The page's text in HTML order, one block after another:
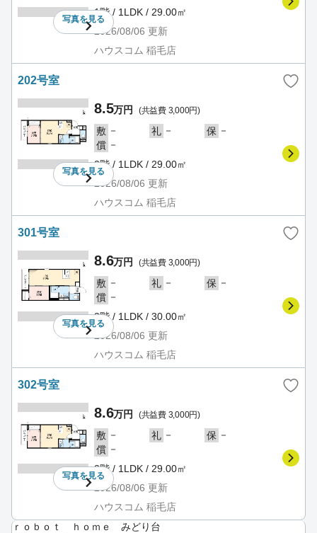
写真を見る
1階 / 1LDK / 29.00㎡
2026/08/06 更新
ハウスコム 稲毛店
202号室
写真を見る
8.5万円 (共益費 3,000円)
敷 － 礼 － 保 －
償 －
2階 / 1LDK / 29.00㎡
2026/08/06 更新
ハウスコム 稲毛店
301号室
写真を見る
8.6万円 (共益費 3,000円)
敷 － 礼 － 保 －
償 －
3階 / 1LDK / 30.00㎡
2026/08/06 更新
ハウスコム 稲毛店
302号室
写真を見る
8.6万円 (共益費 3,000円)
敷 － 礼 － 保 －
償 －
3階 / 1LDK / 29.00㎡
2026/08/06 更新
ハウスコム 稲毛店
ｒｏｂｏｔ ｈｏｍｅ みどり台